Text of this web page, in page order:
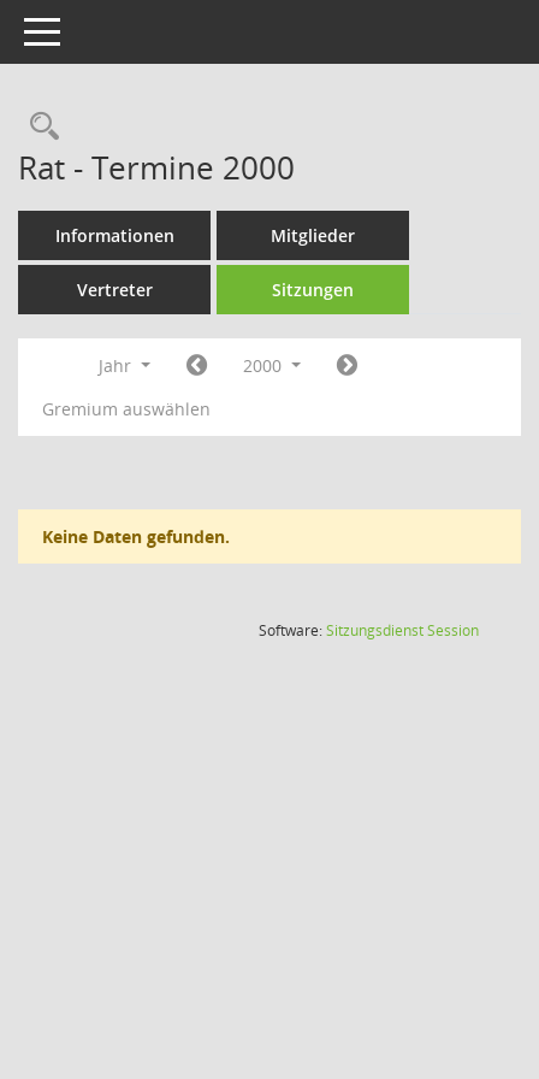
Toggle navigation
Rechercheauswahl
Rat - Termine 2000
Informationen Mitglieder
Vertreter Sitzungen
Jahr
2000
Gremium auswählen
Keine Daten gefunden.
Software:SitzungsdienstSession(Wird in